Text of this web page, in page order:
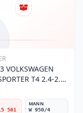
VOLKSWAGEN
T4 2.4-2.5
074 115 561 Yağ
561
MANN
W 950/4